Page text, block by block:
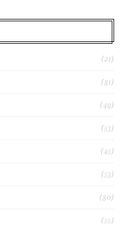
(21)
(81)
(49)
(53)
(45)
(53)
(80)
(55)